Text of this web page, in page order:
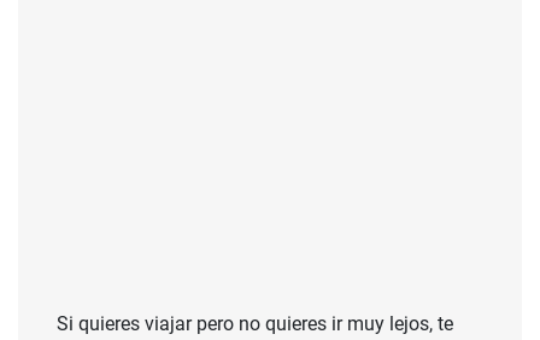
Si quieres viajar pero no quieres ir muy lejos, te